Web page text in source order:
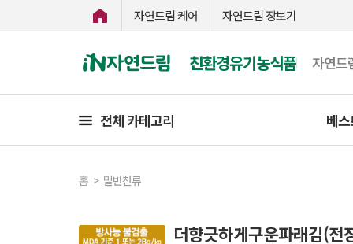
자연드림 케어 자연드림 장보기
친환경유기농식품 자연드
전체 카테고리 베
홈 > 밑반찬류
더향긋하게구운파래김(전